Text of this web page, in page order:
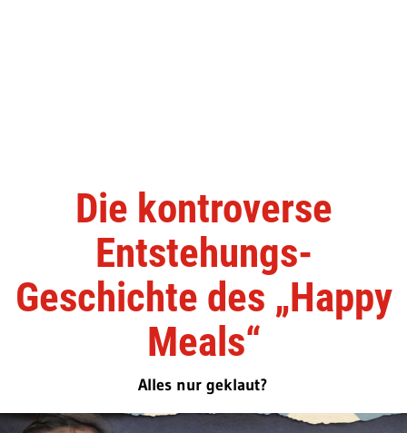
Die kontroverse
Entstehungs-
Geschichte des „Happy
Meals“
Alles nur geklaut?